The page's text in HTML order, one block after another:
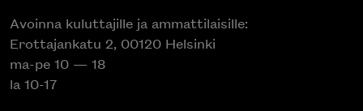
Avoinna kuluttajille ja ammattilaisille:
Erottajankatu 2, 00120 Helsinki
ma-pe 10 — 18
la 10-17